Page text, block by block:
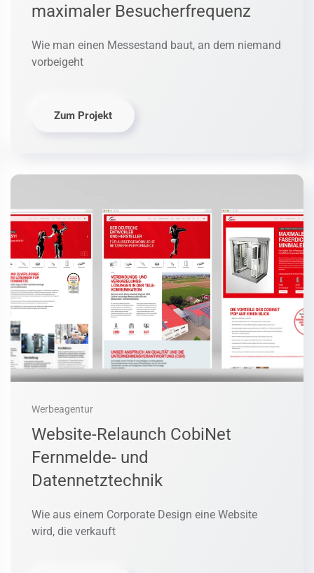
maximaler Besucherfrequenz
Wie man einen Messestand baut, an dem niemand
vorbeigeht
Zum Projekt
Werbeagentur
Website-Relaunch CobiNet
Fernmelde- und
Datennetztechnik
Wie aus einem Corporate Design eine Website
wird, die verkauft